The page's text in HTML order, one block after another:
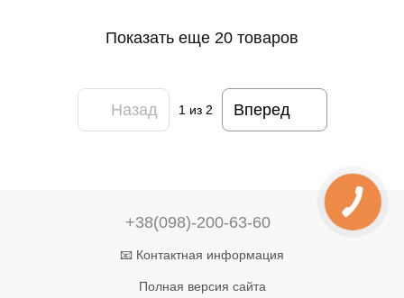
Показать еще 20 товаров
Назад 1из 2 Вперед
+38(098)-200-63-60
📧 Контактная информация
Полная версия сайта